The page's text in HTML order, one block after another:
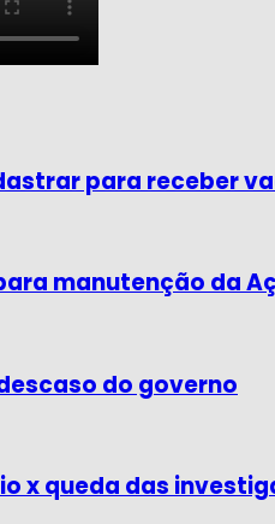
para receber
manutenção da
do governo
x queda das